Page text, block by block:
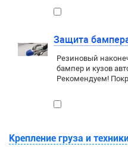
Защита
Резиновый
бампер и кузов
Рекомендуем!
Крепление груза и